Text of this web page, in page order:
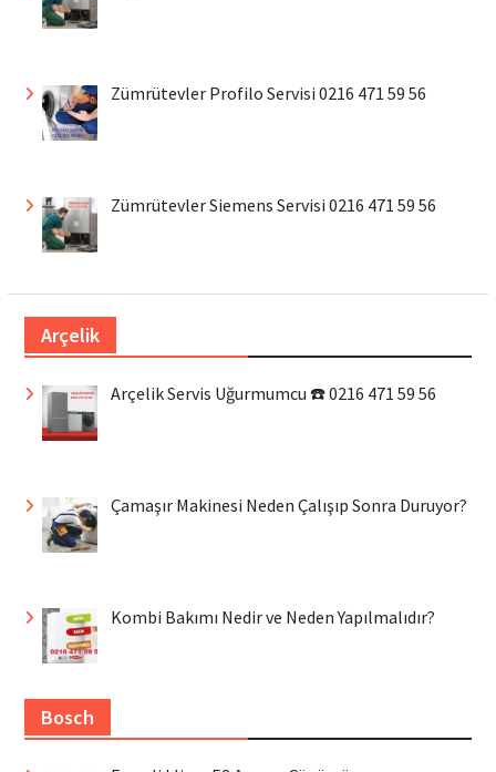
Zümrütevler Profilo Servisi 0216 471 59 56
Zümrütevler Siemens Servisi 0216 471 59 56
Arçelik
Arçelik Servis Uğurmumcu ☎️ 0216 471 59 56
Çamaşır Makinesi Neden Çalışıp Sonra Duruyor?
Kombi Bakımı Nedir ve Neden Yapılmalıdır?
Bosch